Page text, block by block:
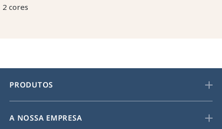
2 cores
PRODUTOS
A NOSSA EMPRESA